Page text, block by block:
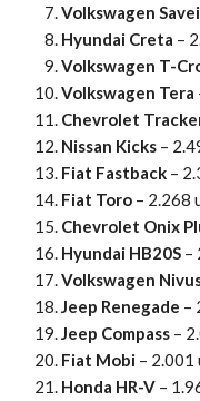
Volkswagen
Hyundai Creta –
Volkswagen T-
Volkswagen Tera
Chevrolet
Nissan Kicks –
Fiat Fastback –
Fiat Toro – 2.268
Chevrolet Onix
Hyundai HB20S –
Volkswagen
Jeep Renegade –
Jeep Compass –
Fiat Mobi – 2.001
Honda HR-V –